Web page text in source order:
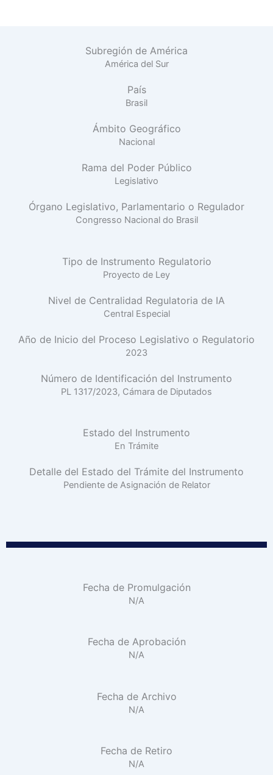
Subregión de América
América del Sur
País
Brasil
Ámbito Geográfico
Nacional
Rama del Poder Público
Legislativo
Órgano Legislativo, Parlamentario o Regulador
Congresso Nacional do Brasil
Tipo de Instrumento Regulatorio
Proyecto de Ley
Nivel de Centralidad Regulatoria de IA
Central Especial
Año de Inicio del Proceso Legislativo o Regulatorio
2023
Número de Identificación del Instrumento
PL 1317/2023, Cámara de Diputados
Estado del Instrumento
En Trámite
Detalle del Estado del Trámite del Instrumento
Pendiente de Asignación de Relator
Fecha de Promulgación
N/A
Fecha de Aprobación
N/A
Fecha de Archivo
N/A
Fecha de Retiro
N/A